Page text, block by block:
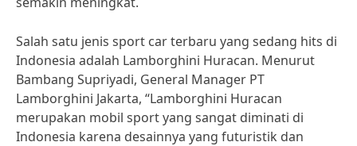
Salah satu jenis sport car terbaru yang sedang hits di
Indonesia adalah Lamborghini Huracan. Menurut
Bambang Supriyadi, General Manager PT
Lamborghini Jakarta, “Lamborghini Huracan
merupakan mobil sport yang sangat diminati di
Indonesia karena desainnya yang futuristik dan